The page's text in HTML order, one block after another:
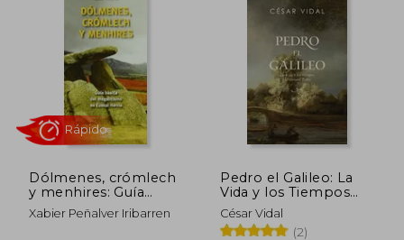
Dólmenes, crómlech
y menhires: Guía
básica del
megalitismo en
Xabier Peñalver Iribarren
Pedro el Galileo: La
Vida y los Tiempos
del Apóstol Pedro
César Vidal
(2)